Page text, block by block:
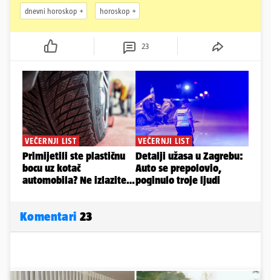
dnevni horoskop horoskop
23
Komentari 23